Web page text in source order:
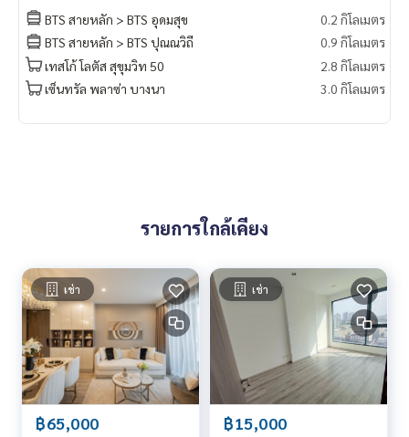
k
#bangkokcondo #คอนโดพร้อมอยู่ #คอนโดน่าอยู่ #คอนโดน่า
ลงทุน #คอนโดหรู #condointhailand #thailandcondo
#thailandrealestate #thailandresidence #condoinvestme
nt #LifeProperty #ไอดีโอโมบิสุขุมวิท66 #UdomSuk
BTS สายหลัก > BTS อุดมสุข
0.2 กิโลเมตร
BTS สายหลัก > BTS ปุณณวิถี
0.9 กิโลเมตร
เทสโก้ โลตัส สุขุมวิท 50
2.8 กิโลเมตร
เซ็นทรัล พลาซ่า บางนา
3.0 กิโลเมตร
รายการใกล้เคียง
เช่า
฿65,000
เช่า
฿15,000